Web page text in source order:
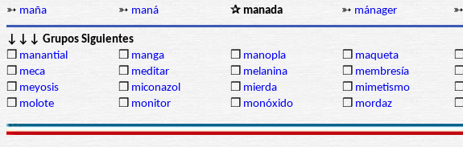
➳ maña ➳ maná ✰ manada ➳ mánager ➳
↓↓↓ Grupos Siguientes
❒ manantial ❒ manga ❒ manopla ❒ maqueta
❒ meca ❒ meditar ❒ melanina ❒ membresía
❒ meyosis ❒ miconazol ❒ mierda ❒ mimetismo
❒ molote ❒ monitor ❒ monóxido ❒ mordaz